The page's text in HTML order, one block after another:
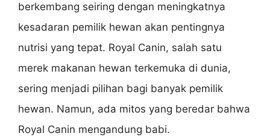
berkembang seiring dengan meningkatnya
kesadaran pemilik hewan akan pentingnya
nutrisi yang tepat. Royal Canin, salah satu
merek makanan hewan terkemuka di dunia,
sering menjadi pilihan bagi banyak pemilik
hewan. Namun, ada mitos yang beredar bahwa
Royal Canin mengandung babi.